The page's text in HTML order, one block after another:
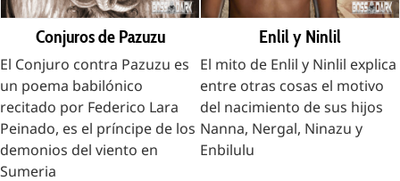
Conjuros de Pazuzu
El Conjuro contra Pazuzu es
un poema babilónico
recitado por Federico Lara
Peinado, es el príncipe de los
demonios del viento en
Sumeria
Enlil y Ninlil
El mito de Enlil y Ninlil explica
entre otras cosas el motivo
del nacimiento de sus hijos
Nanna, Nergal, Ninazu y
Enbilulu